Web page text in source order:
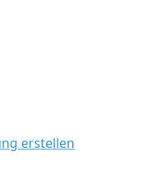
erstellen